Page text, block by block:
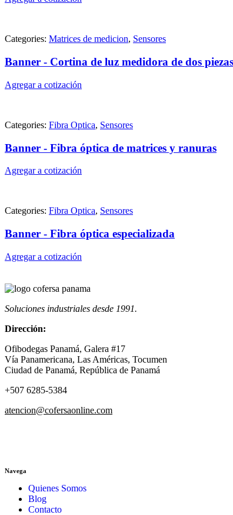
Categories: Matrices de medicion, Sensores
Banner - Cortina de luz medidora de dos
Agregar a cotización
Categories: Fibra Optica, Sensores
Banner - Fibra óptica de matrices y ranuras
Agregar a cotización
Categories: Fibra Optica, Sensores
Banner - Fibra óptica especializada
Agregar a cotización
Soluciones industriales desde 1991.
Dirección:
Ofibodegas Panamá, Galera #17
Vía Panamericana, Las Américas, Tocumen
Ciudad de Panamá, República de Panamá
+507 6285-5384
atencion@cofersaonline.com
Navega
Quienes Somos
Blog
Contacto